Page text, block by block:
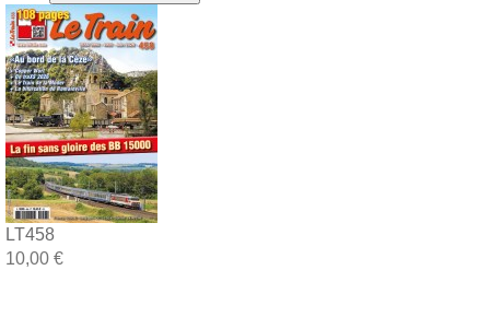
LT458
10,00 €